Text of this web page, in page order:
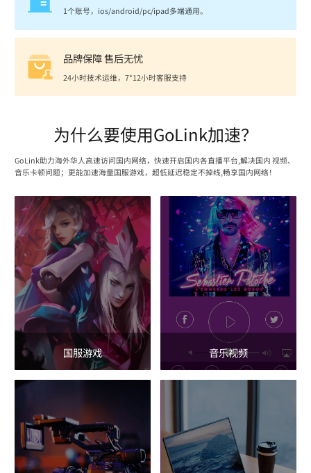
1个账号，ios/android/pc/ipad多端通用。
品牌保障 售后无忧
24小时技术运维，7*12小时客服支持
为什么要使用GoLink加速？
GoLink助力海外华人高速访问国内网络，快速开启国内各直播平台,解决国内 视频、
音乐卡顿问题；更能加速海量国服游戏，超低延迟稳定不掉线,畅享国内网络！
国服游戏 音乐视频